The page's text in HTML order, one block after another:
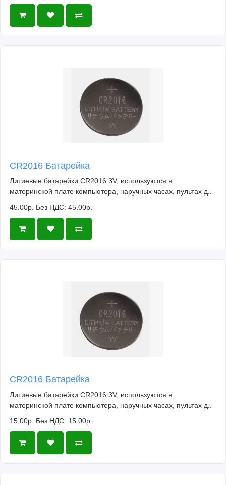
CR2016 Батарейка
Литиевые батарейки CR2016 3V, используются в
материнской плате компьютера, наручных часах, пультах д..
45.00р. Без НДС: 45.00р.
CR2016 Батарейка
Литиевые батарейки CR2016 3V, используются в
материнской плате компьютера, наручных часах, пультах д..
15.00р. Без НДС: 15.00р.